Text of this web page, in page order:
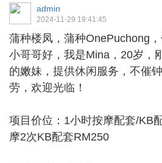
admin
2024-11-29 19:41:45
蒲种楼凤 ，蒲种OnePuchong
小哥哥好，我是Mina，20岁，
的嫩妹，提供休闲服务，不催
劳，欢迎光临！
项目价位：1小时按摩配套/KB
摩2次KB配套RM250